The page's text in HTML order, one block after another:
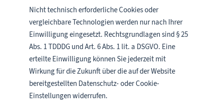
Nicht technisch erforderliche Cookies oder
vergleichbare Technologien werden nur nach Ihrer
Einwilligung eingesetzt. Rechtsgrundlagen sind § 25
Abs. 1 TDDDG und Art. 6 Abs. 1 lit. a DSGVO. Eine
erteilte Einwilligung können Sie jederzeit mit
Wirkung für die Zukunft über die auf der Website
bereitgestellten Datenschutz- oder Cookie-
Einstellungen widerrufen.